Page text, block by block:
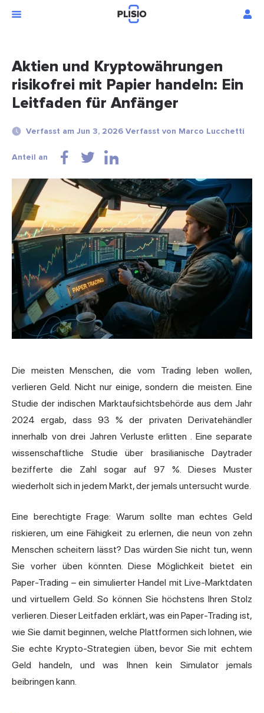
Aktien und Kryptowährungen
risikofrei mit Papier handeln: Ein
Leitfaden für Anfänger
Verfasst am Jun 3, 2026 Verfasst von Marco Lucchetti
Anteil an
Die meisten Menschen, die vom Trading leben wollen,
verlieren Geld. Nicht nur einige, sondern die meisten. Eine
Studie der indischen Marktaufsichtsbehörde aus dem Jahr
2024 ergab, dass 93 % der privaten Derivatehändler
innerhalb von drei Jahren Verluste erlitten . Eine separate
wissenschaftliche Studie über brasilianische Daytrader
bezifferte die Zahl sogar auf 97 %. Dieses Muster
wiederholt sich in jedem Markt, der jemals untersucht wurde.
Eine berechtigte Frage: Warum sollte man echtes Geld
riskieren, um eine Fähigkeit zu erlernen, die neun von zehn
Menschen scheitern lässt? Das würden Sie nicht tun, wenn
Sie vorher üben könnten. Diese Möglichkeit bietet ein
Paper-Trading – ein simulierter Handel mit Live-Marktdaten
und virtuellem Geld. So können Sie höchstens Ihren Stolz
verlieren. Dieser Leitfaden erklärt, was ein Paper-Trading ist,
wie Sie damit beginnen, welche Plattformen sich lohnen, wie
Sie echte Krypto-Strategien üben, bevor Sie mit echtem
Geld handeln, und was Ihnen kein Simulator jemals
beibringen kann.